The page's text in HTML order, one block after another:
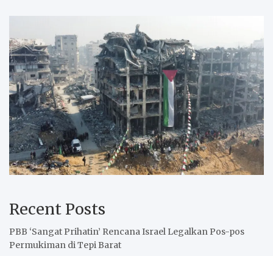
Recent Posts
PBB ‘Sangat Prihatin’ Rencana Israel Legalkan Pos-pos
Permukiman di Tepi Barat